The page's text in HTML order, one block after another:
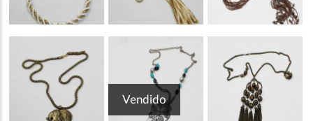
Vendido